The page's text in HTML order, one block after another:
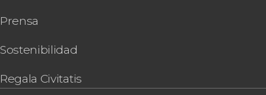
Prensa
Sostenibilidad
Regala Civitatis